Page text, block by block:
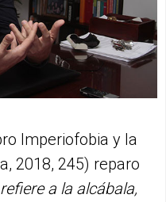
Imperiofobia y la
2018, 245) reparo
a la alcábala,